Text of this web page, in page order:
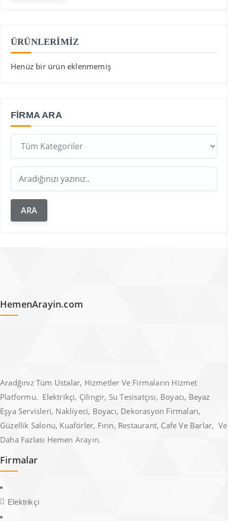
ÜRÜNLERİMİZ
Henüz bir ürün eklenmemiş
FIRMA ARA
HemenArayin.com
Aradğınız Tüm Ustalar, Hizmetler Ve Firmaların Hizmet
Platformu. Elektrikçi, Çilingir, Su Tesisatçısı, Boyacı, Beyaz
Eşya Servisleri, Nakliyeci, Boyacı, Dekorasyon Firmaları,
Güzellik Salonu, Kuaförler, Fırın, Restaurant, Cafe Ve Barlar, Ve
Daha Fazlası Hemen Arayın.
Firmalar
Elektrikçi